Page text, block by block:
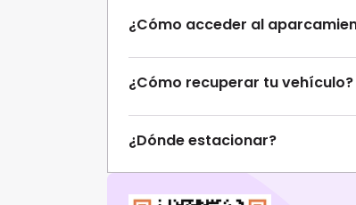
¿Cómo acceder al
¿Cómo recuperar tu vehículo?
¿Dónde estacionar?